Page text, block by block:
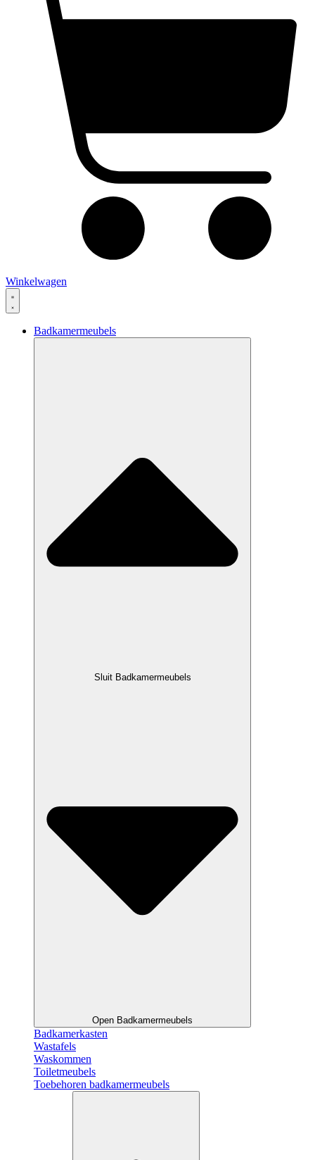
Winkelwagen
Badkamermeubels
Sluit Badkamermeubels
Open Badkamermeubels
Badkamerkasten
Wastafels
Waskommen
Toiletmeubels
Toebehoren badkamermeubels